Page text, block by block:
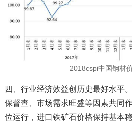
2018cspi中国钢材
四、行业经济效益创历史最好水平
保督查、市场需求旺盛等因素共同
位运行，进口铁矿石价格保持基本